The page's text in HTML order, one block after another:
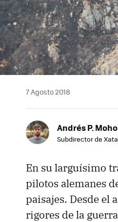
7 Agosto 2018
Andrés P.
Subdirector de
En su larguísimo
pilotos alemanes
paisajes. Desde el
rigores de la